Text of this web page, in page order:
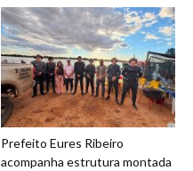
Prefeito Eures Ribeiro
acompanha estrutura montada